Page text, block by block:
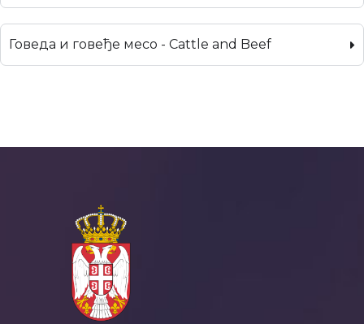
Говеда и говеђе месо - Cattle and Beef